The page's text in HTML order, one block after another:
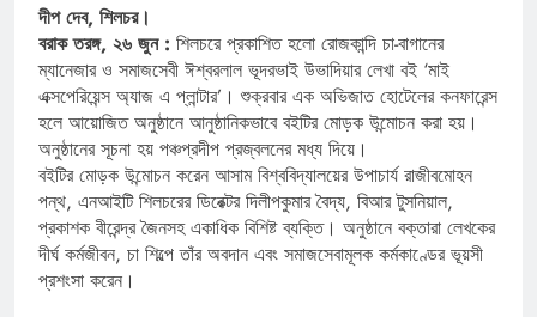
দীপ দেব, শিলচর।
বরাক তরঙ্গ, ২৬ জুন : শিলচরে প্রকাশিত হলো রোজকান্দি চা-বাগানের
ম্যানেজার ও সমাজসেবী ঈশ্বরলাল ভূদরভাই উভাদিয়ার লেখা বই ‘মাই
এক্সপেরিয়েন্স অ্যাজ এ প্লান্টার’। শুক্রবার এক অভিজাত হোটেলের কনফারেন্স
হলে আয়োজিত অনুষ্ঠানে আনুষ্ঠানিকভাবে বইটির মোড়ক উন্মোচন করা হয়।
অনুষ্ঠানের সূচনা হয় পঞ্চপ্রদীপ প্রজ্বলনের মধ্য দিয়ে।
বইটির মোড়ক উন্মোচন করেন আসাম বিশ্ববিদ্যালয়ের উপাচার্য রাজীবমোহন
পন্থ, এনআইটি শিলচরের ডিরেক্টর দিলীপকুমার বৈদ্য, বিআর টুসনিয়াল,
প্রকাশক বীরেন্দ্র জৈনসহ একাধিক বিশিষ্ট ব্যক্তি। অনুষ্ঠানে বক্তারা লেখকের
দীর্ঘ কর্মজীবন, চা শিল্পে তাঁর অবদান এবং সমাজসেবামূলক কর্মকাণ্ডের ভূয়সী
প্রশংসা করেন।